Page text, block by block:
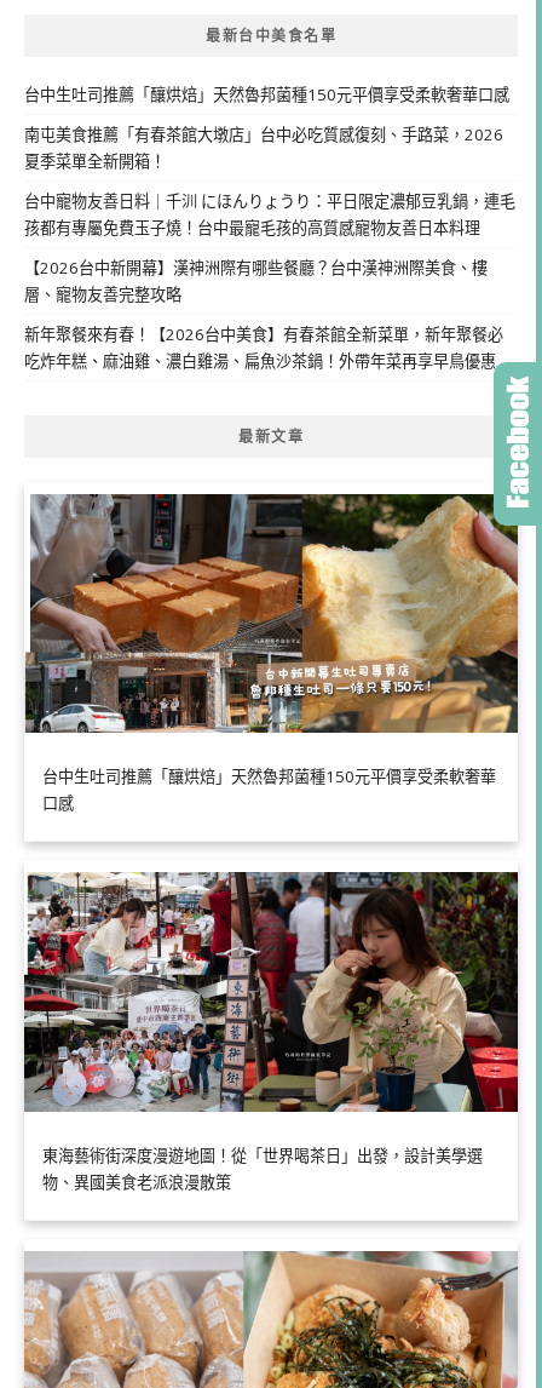
最新台中美食名單
台中生吐司推薦「釀烘焙」天然魯邦菌種150元平價享受柔軟奢華口感
南屯美食推薦「有春茶館大墩店」台中必吃質感復刻、手路菜，2026
夏季菜單全新開箱！
台中寵物友善日料｜千汌 にほんりょうり：平日限定濃郁豆乳鍋，連毛
孩都有專屬免費玉子燒！台中最寵毛孩的高質感寵物友善日本料理
【2026台中新開幕】漢神洲際有哪些餐廳？台中漢神洲際美食、樓
層、寵物友善完整攻略
新年聚餐來有春！【2026台中美食】有春茶館全新菜單，新年聚餐必
吃炸年糕、麻油雞、濃白雞湯、扁魚沙茶鍋！外帶年菜再享早鳥優惠
最新文章
台中生吐司推薦「釀烘焙」天然魯邦菌種150元平價享受柔軟奢華
口感
東海藝術街深度漫遊地圖！從「世界喝茶日」出發，設計美學選
物、異國美食老派浪漫散策